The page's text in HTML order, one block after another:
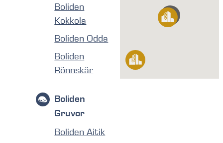
Boliden
Kokkola
Boliden Odda
Boliden
Rönnskär
Boliden
Gruvor
Boliden Aitik